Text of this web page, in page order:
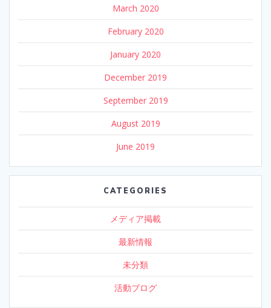
March 2020
February 2020
January 2020
December 2019
September 2019
August 2019
June 2019
CATEGORIES
メディア掲載
最新情報
未分類
活動ブログ